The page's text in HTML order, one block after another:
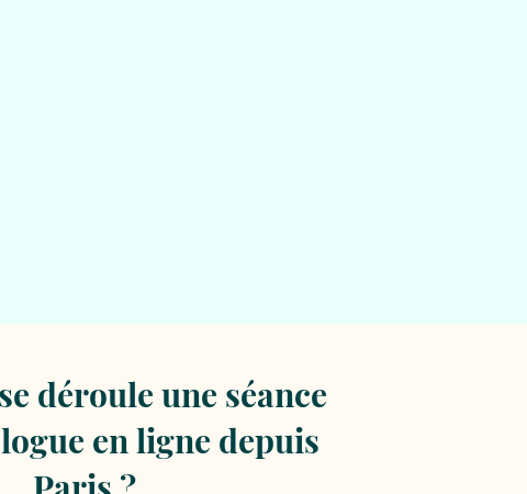
déroule une séance
en ligne depuis